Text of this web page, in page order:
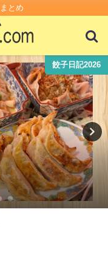
とめ
豆知識
国は白菜って本当!?